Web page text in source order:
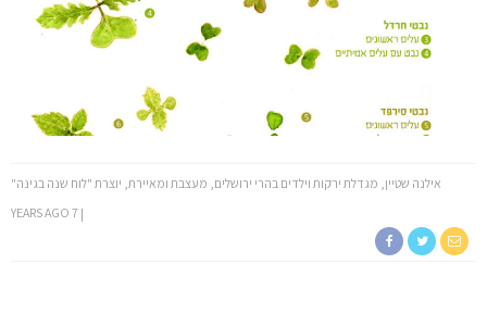
אילנה שטיין, מגדלת ירקות וילדים בהרי ירושלים, מעצבת ומאיירת, יוצרת "לוח שנה בגינה"
7 YEARS AGO